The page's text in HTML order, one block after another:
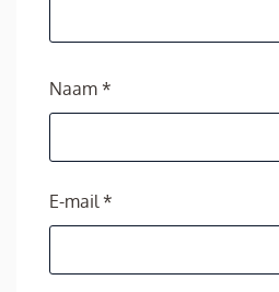
Naam *
E-mail*